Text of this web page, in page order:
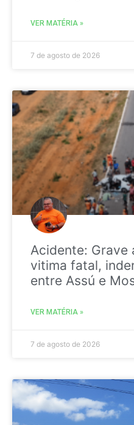
VER MATÉRIA »
7 de agosto de 2026
Acidente: Grave
vitima fatal,
entre Assú e
VER MATÉRIA »
7 de agosto de 2026